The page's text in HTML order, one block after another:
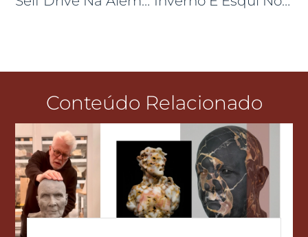
Conteúdo Relacionado